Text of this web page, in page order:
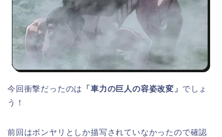
今回衝撃だったのは 「車力の巨人の容姿改変」 でしょ
う！
前回はボンヤリとしか描写されていなかったので確認